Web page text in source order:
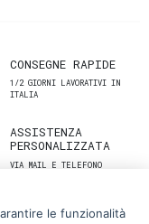
CONSEGNE RAPIDE
1/2 GIORNI LAVORATIVI IN
ITALIA
ASSISTENZA
PERSONALIZZATA
VIA MAIL E TELEFONO
le funzionalità